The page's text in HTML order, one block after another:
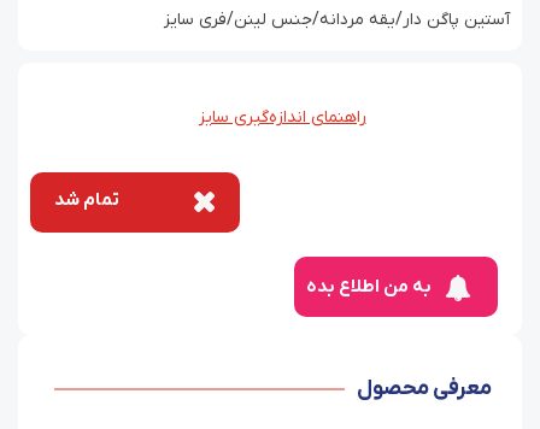
آستین پاگن دار/یقه مردانه/جنس لینن/فری سایز
راهنمای اندازه‌گیری سایز
تمام شد
به من اطلاع بده
معرفی محصول